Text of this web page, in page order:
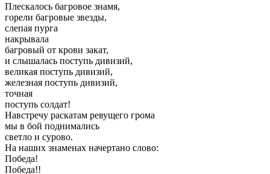
Плескалось багровое знамя,
горели багровые звезды,
слепая пурга
накрывала
багровый от крови закат,
и слышалась поступь дивизий,
великая поступь дивизий,
железная поступь дивизий,
точная
поступь солдат!
Навстречу раскатам ревущего грома
мы в бой поднимались
светло и сурово.
На наших знаменах начертано слово:
Победа!
Победа!!